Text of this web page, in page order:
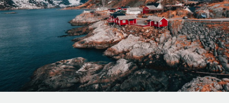
INFRASTRUKTUR
Remote Embedded
Nahtlose Integration der HR in bestehende Abläufe
Plattform
Integrierte HR-Kernfunktionen für dein Team
Unternehmen
Mittelstand
Maßgeschneiderte HR-Lösungen, um Teams zu
vergrößern
Enterprise
Globale HR für Konzerne und Großunternehmen
LERNEN MIT REMOTE
Forschung und Leitfäden
Fallstudien
HR-Glossar
Deutsch
Español
Italiano
Português (Portugal)